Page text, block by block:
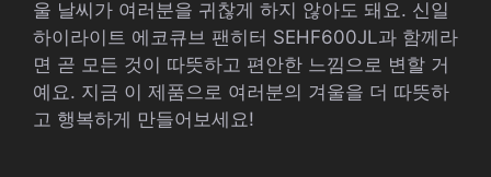
울 날씨가 여러분을 귀찮게 하지 않아도 돼요. 신일
하이라이트 에코큐브 팬히터 SEHF600JL과 함께라
면 곧 모든 것이 따뜻하고 편안한 느낌으로 변할 거
예요. 지금 이 제품으로 여러분의 겨울을 더 따뜻하
고 행복하게 만들어보세요!